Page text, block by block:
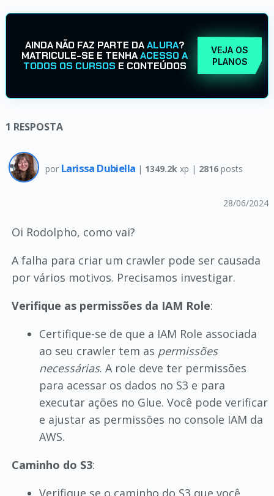
AINDA NÃO FAZ PARTE DAALURA?
MATRICULE-SE E TENHAACESSO A
TODOS OS CURSOS E CONTEÚDOS
VEJA OS
PLANOS
1 RESPOSTA
por Larissa Dubiella | 1349.2kxp | 2816posts
28/06/2024
Oi Rodolpho, como vai?
A falha para criar um crawler pode ser causada
por vários motivos. Precisamos investigar.
Verifique as permissões da IAM Role:
Certifique-se de que a IAM Role associada
ao seu crawler tem as permissões
necessárias. A role deve ter permissões
para acessar os dados no S3 e para
executar ações no Glue. Você pode verificar
e ajustar as permissões no console IAM da
AWS.
Caminho do S3:
Verifique se o caminho do S3 que você